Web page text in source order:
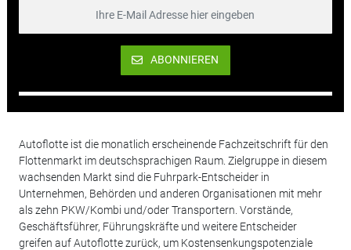
ABONNIEREN
Autoflotte ist die monatlich erscheinende Fachzeitschrift für den
Flottenmarkt im deutschsprachigen Raum. Zielgruppe in diesem
wachsenden Markt sind die Fuhrpark-Entscheider in
Unternehmen, Behörden und anderen Organisationen mit mehr
als zehn PKW/Kombi und/oder Transportern. Vorstände,
Geschäftsführer, Führungskräfte und weitere Entscheider
greifen auf Autoflotte zurück, um Kostensenkungspotenziale